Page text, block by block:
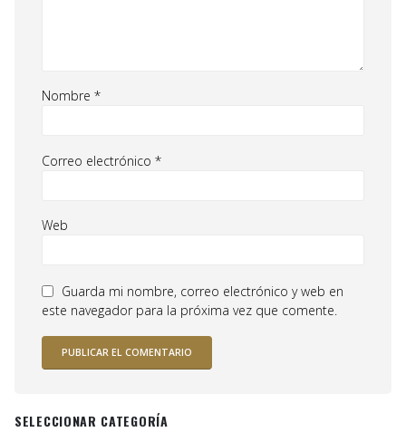
Nombre *
Correo electrónico *
Web
Guarda mi nombre, correo electrónico y web en
este navegador para la próxima vez que comente.
SELECCIONAR CATEGORÍA